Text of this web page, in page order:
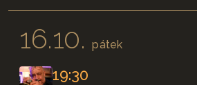
16.10.pátek
19:30